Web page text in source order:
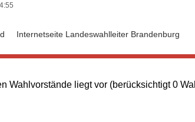
Internetseite Landeswahlleiter Brandenburg
Wahlvorstände liegt vor (berücksichtigt 0